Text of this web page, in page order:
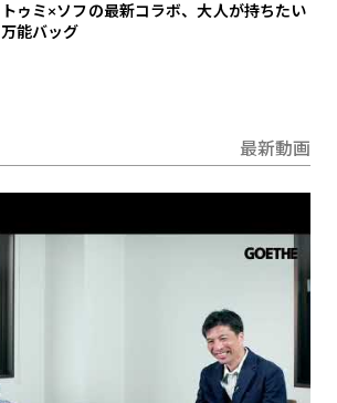
トゥミ×ソフの最新コラボ、大人が持ちたい
万能バッグ
最新動画